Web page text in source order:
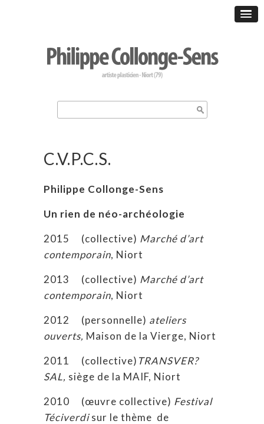
C.V.P.C.S.
Philippe Collonge-Sens
Un rien de néo-archéologie
2015 (collective) Marché d’art
contemporain, Niort
2013 (collective) Marché d’art
contemporain, Niort
2012 (personnelle) ateliers
ouverts, Maison de la Vierge, Niort
2011 (collective) TRANSVER?
SAL, siège de la MAIF, Niort
2010 (œuvre collective) Festival
Téciverdisur le thème de